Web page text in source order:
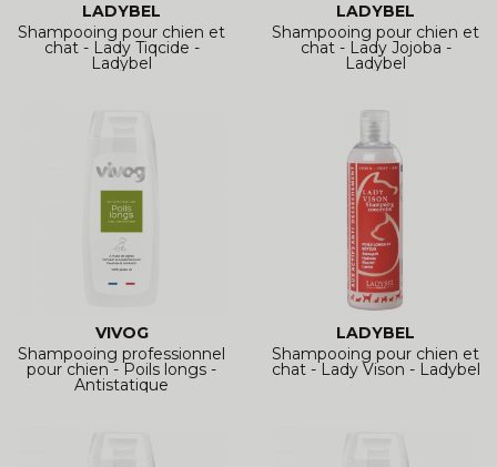
LADYBEL
Shampooing pour chien et
chat - Lady Tiqcide -
Ladybel
LADYBEL
Shampooing pour chien et
chat - Lady Jojoba -
Ladybel
VIVOG
Shampooing professionnel
pour chien - Poils longs -
Antistatique
LADYBEL
Shampooing pour chien et
chat - Lady Vison - Ladybel